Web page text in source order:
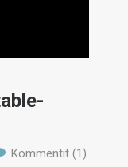
Kommentit (1)